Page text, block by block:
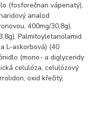
(fosforečnan vápenatý),
analod
400mg/30,8g),
Palmitoyletanolamid
L-askorbová) (40
(mono- a diglyceridy
celulóza, celulózový
oxid křečitý,